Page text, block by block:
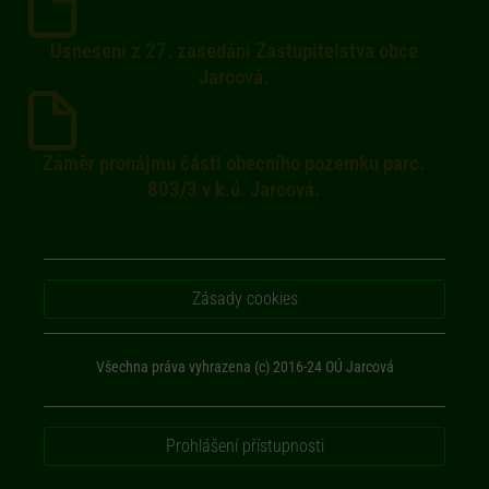
Zásady cookies
Všechna práva vyhrazena (c) 2016-24 OÚ Jarcová
Prohlášení přístupnosti